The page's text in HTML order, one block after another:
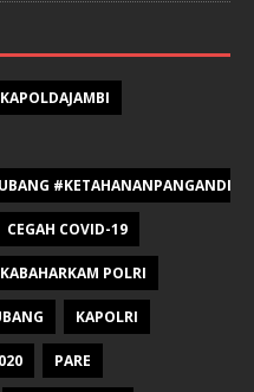
CEGAH COVID-19
KABAHARKAM POLRI
KAPOLRI
PARE